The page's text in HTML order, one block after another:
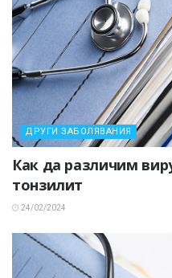
ДРУГИ ЗАБОЛЯВАНИЯ
Как да различим
тонзилит
24/02/2024